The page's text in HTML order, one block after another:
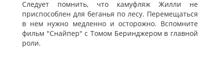
Следует помнить, что камуфляж Жилли не
приспособлен для беганья по лесу. Перемещаться
в нем нужно медленно и осторожно. Вспомните
фильм "Снайпер" с Томом Беринджером в главной
роли.